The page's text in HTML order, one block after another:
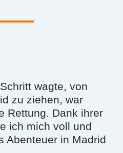
wagte, von
zu ziehen, war
Rettung. Dank ihrer
ich mich voll und
Abenteuer in Madrid